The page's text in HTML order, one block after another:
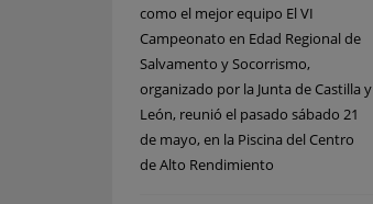
como el mejor equipo El VI
Campeonato en Edad Regional de
Salvamento y Socorrismo,
organizado por la Junta de Castilla y
León, reunió el pasado sábado 21
de mayo, en la Piscina del Centro
de Alto Rendimiento